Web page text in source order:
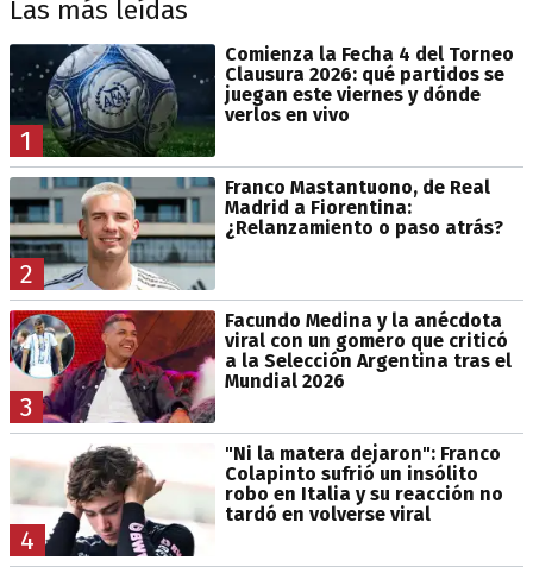
Las más leídas
1
Comienza la Fecha 4 del Torneo
Clausura 2026: qué partidos se
juegan este viernes y dónde
verlos en vivo
2
Franco Mastantuono, de Real
Madrid a Fiorentina:
¿Relanzamiento o paso atrás?
3
Facundo Medina y la anécdota
viral con un gomero que criticó
a la Selección Argentina tras el
Mundial 2026
4
"Ni la matera dejaron": Franco
Colapinto sufrió un insólito
robo en Italia y su reacción no
tardó en volverse viral